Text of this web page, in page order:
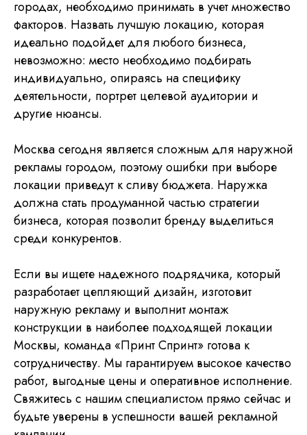
городах, необходимо принимать в учет множество
факторов. Назвать лучшую локацию, которая
идеально подойдет для любого бизнеса,
невозможно: место необходимо подбирать
индивидуально, опираясь на специфику
деятельности, портрет целевой аудитории и
другие нюансы.
Москва сегодня является сложным для наружной
рекламы городом, поэтому ошибки при выборе
локации приведут к сливу бюджета. Наружка
должна стать продуманной частью стратегии
бизнеса, которая позволит бренду выделиться
среди конкурентов.
Если вы ищете надежного подрядчика, который
разработает цепляющий дизайн, изготовит
наружную рекламу и выполнит монтаж
конструкции в наиболее подходящей локации
Москвы, команда «Принт Спринт» готова к
сотрудничеству. Мы гарантируем высокое качество
работ, выгодные цены и оперативное исполнение.
Свяжитесь с нашим специалистом прямо сейчас и
будьте уверены в успешности вашей рекламной